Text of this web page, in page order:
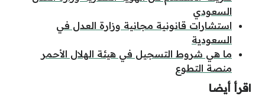
السعودي
استشارات قانونية مجانية وزارة العدل في
السعودية
ما هي شروط التسجيل في هيئة الهلال الأحمر
منصة التطوع
اقرأ أيضا